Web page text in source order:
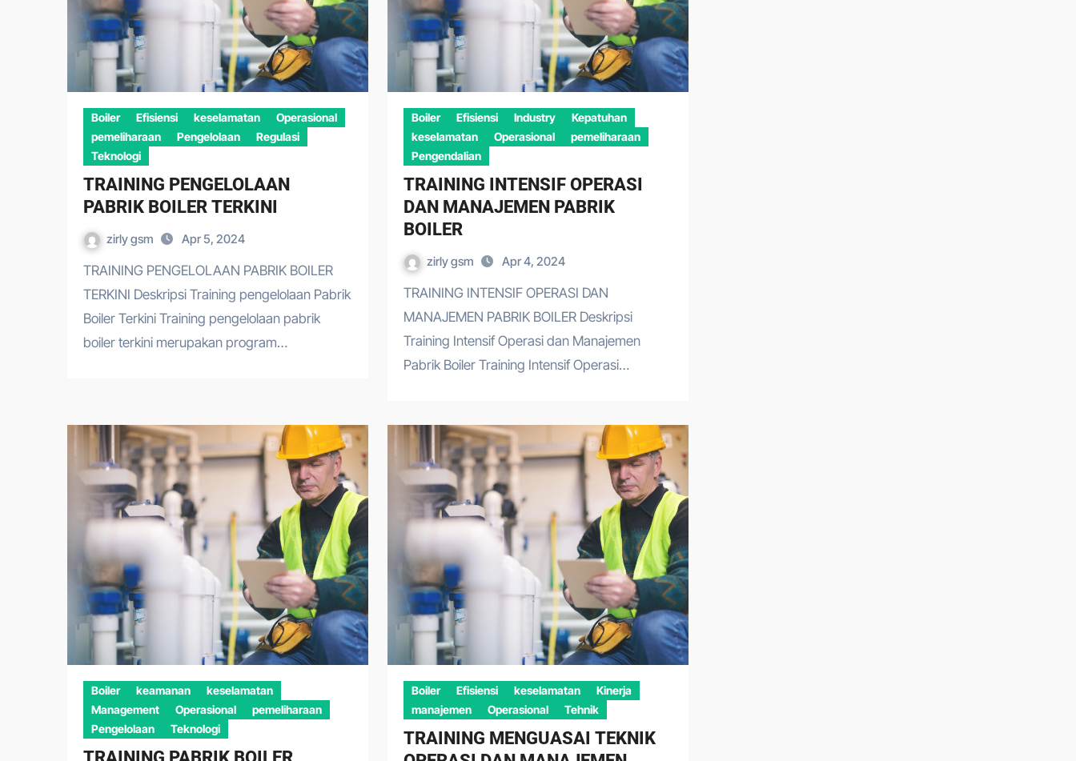
Boiler Efisiensi keselamatan
Operasional
pemeliharaan
Pengelolaan
Regulasi
Teknologi
TRAINING PENGELOLAAN
PABRIK BOILER TERKINI
zirly gsm Apr 5, 2024
TRAINING PENGELOLAAN PABRIK BOILER
TERKINI Deskripsi Training pengelolaan Pabrik
Boiler Terkini Training pengelolaan pabrik
boiler terkini merupakan program…
Boiler Efisiensi Industry
Kepatuhan
keselamatan
Operasional
pemeliharaan
Pengendalian
TRAINING INTENSIF OPERASI
DAN MANAJEMEN PABRIK
BOILER
zirly gsm Apr 4, 2024
TRAINING INTENSIF OPERASI DAN
MANAJEMEN PABRIK BOILER Deskripsi
Training Intensif Operasi dan Manajemen
Pabrik Boiler Training Intensif Operasi…
Boiler keamanan
keselamatan
Management
Operasional
pemeliharaan
Pengelolaan
Teknologi
Boiler Efisiensi keselamatan
Kinerja
manajemen
Operasional Tehnik
TRAINING MENGUASAI TEKNIK